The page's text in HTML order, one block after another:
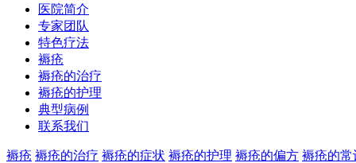
医院简介
专家团队
特色疗法
褥疮
褥疮的治疗
褥疮的护理
典型病例
联系我们
褥疮 褥疮的治疗 褥疮的症状 褥疮的护理 褥疮的偏方 褥疮的常